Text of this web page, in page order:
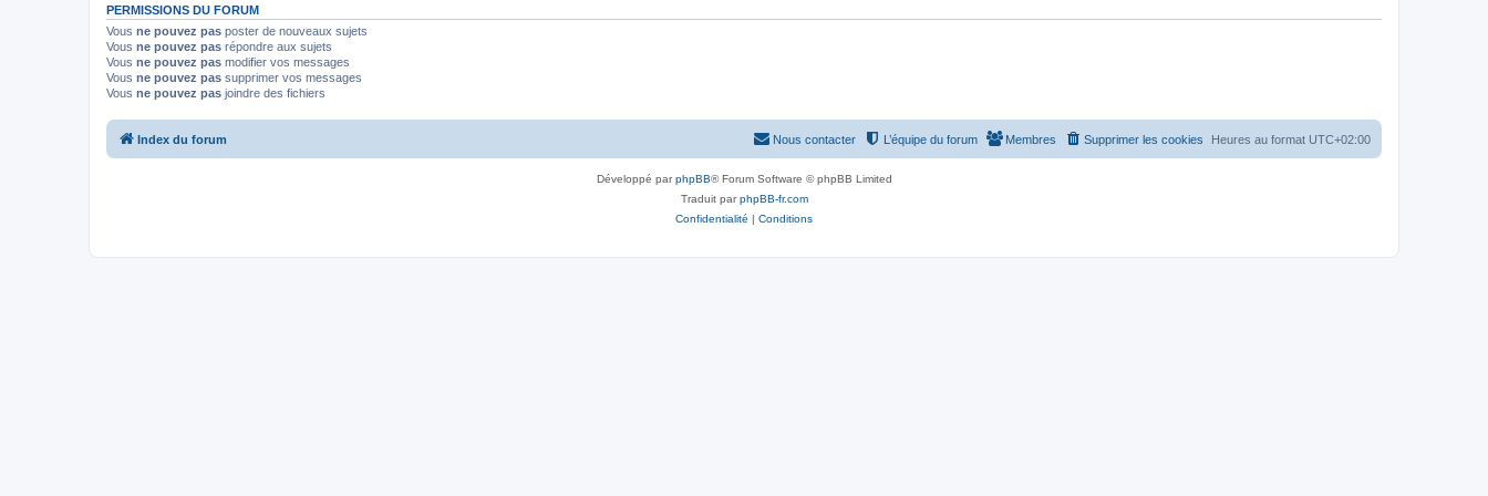
PERMISSIONS DU FORUM
Vous ne pouvez pas poster de nouveaux sujets
Vous ne pouvez pas répondre aux sujets
Vous ne pouvez pas modifier vos messages
Vous ne pouvez pas supprimer vos messages
Vous ne pouvez pas joindre des fichiers
Index du forum Heures au format UTC+02:00
Supprimer les cookies
Membres
L’équipe du forum
Nous contacter
Développé parphpBB® Forum Software © phpBB Limited
Traduit parphpBB-fr.com
Confidentialité | Conditions